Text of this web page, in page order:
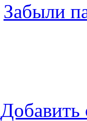
Забыли
Добавить